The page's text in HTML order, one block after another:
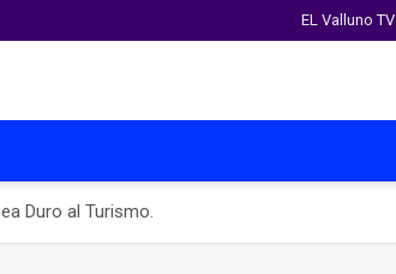
EL Valluno TV
Duro al Turismo.